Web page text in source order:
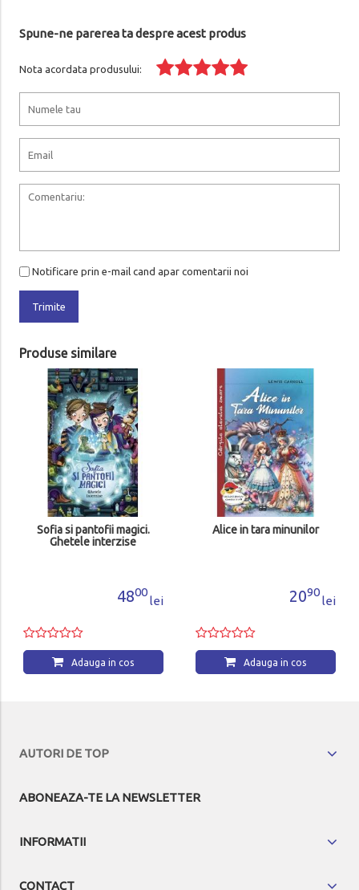
Spune-ne parerea ta despre acest produs
Nota acordata produsului:
Notificare prin e-mail cand apar comentarii noi
Trimite
Produse similare
Sofia si pantofii magici.
Ghetele interzise
4800
lei
Adauga in cos
Alice in tara minunilor
2090
lei
Adauga in cos
AUTORI DE TOP
ABONEAZA-TE LA NEWSLETTER
INFORMATII
CONTACT